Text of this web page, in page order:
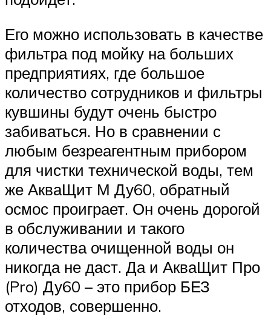
Его можно использовать в качестве
фильтра под мойку на больших
предприятиях, где большое
количество сотрудников и фильтры
кувшины будут очень быстро
забиваться. Но в сравнении с
любым безреагентным прибором
для чистки технической воды, тем
же АкваЩит М Ду60, обратный
осмос проиграет. Он очень дорогой
в обслуживании и такого
количества очищенной воды он
никогда не даст. Да и АкваЩит Про
(Pro) Ду60 – это прибор БЕЗ
отходов, совершенно.